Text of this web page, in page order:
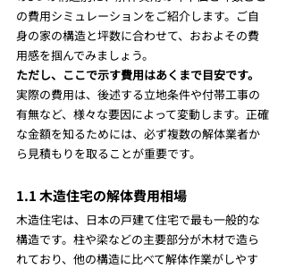
の費用シミュレーションをご紹介します。ご自
身の家の構造と坪数に合わせて、おおよその費
用感を掴んでみましょう。
ただし、ここで示す費用はあくまで目安です。
実際の費用は、後述する立地条件や付帯工事の
有無など、様々な要因によって変動します。正確
な金額を知るためには、必ず複数の解体業者か
ら見積もりを取ることが重要です。
1.1 木造住宅の解体費用相場
木造住宅は、日本の戸建て住宅で最も一般的な
構造です。柱や梁などの主要部分が木材で造ら
れており、他の構造に比べて解体作業がしやす